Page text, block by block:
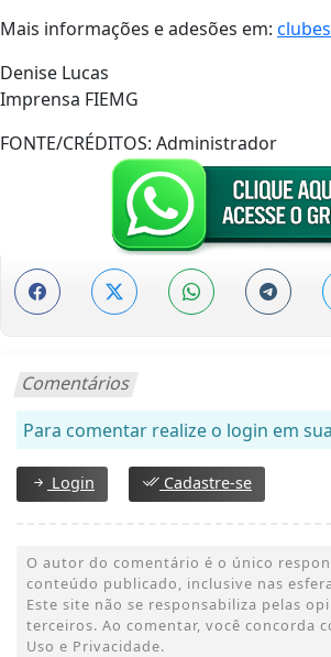
Mais informações e adesões em:
Denise Lucas
Imprensa FIEMG
FONTE/CRÉDITOS: Administrador
Comentários
Para comentar realize o login em
Login Cadastre-se
O autor do comentário é o único
conteúdo publicado, inclusive nas
Este site não se responsabiliza pelas
terceiros. Ao comentar, você concorda
Uso e Privacidade.